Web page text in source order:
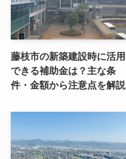
藤枝市の新築建設時に活用
できる補助金は？主な条
件・金額から注意点を解説